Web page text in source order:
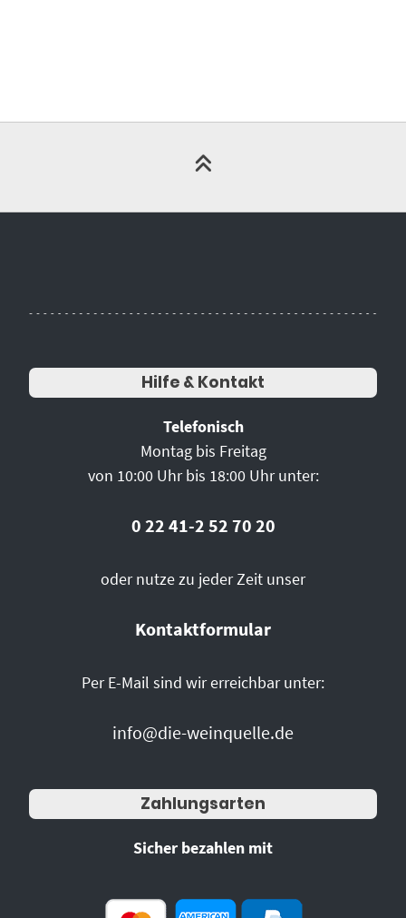
Hilfe & Kontakt
Telefonisch
Montag bis Freitag
von 10:00 Uhr bis 18:00 Uhr unter:
0 22 41-2 52 70 20
oder nutze zu jeder Zeit unser
Kontaktformular
Per E-Mail sind wir erreichbar unter:
info@die-weinquelle.de
Zahlungsarten
Sicher bezahlen mit